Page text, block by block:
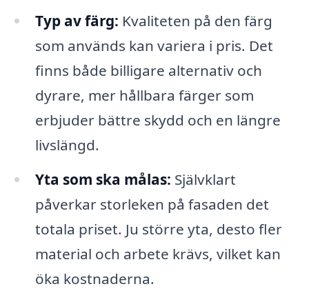
Typ av färg: Kvaliteten på den färg
som används kan variera i pris. Det
finns både billigare alternativ och
dyrare, mer hållbara färger som
erbjuder bättre skydd och en längre
livslängd.
Yta som ska målas: Självklart
påverkar storleken på fasaden det
totala priset. Ju större yta, desto fler
material och arbete krävs, vilket kan
öka kostnaderna.